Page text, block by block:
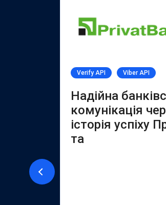
Verify API Viber API
Надійна
комунікація
історія успіху
та